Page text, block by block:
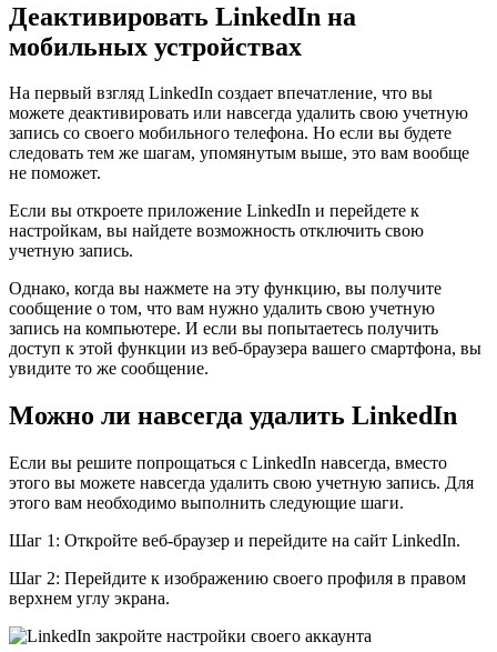
Деактивировать LinkedIn на
мобильных устройствах
На первый взгляд LinkedIn создает впечатление, что вы
можете деактивировать или навсегда удалить свою учетную
запись со своего мобильного телефона. Но если вы будете
следовать тем же шагам, упомянутым выше, это вам вообще
не поможет.
Если вы откроете приложение LinkedIn и перейдете к
настройкам, вы найдете возможность отключить свою
учетную запись.
Однако, когда вы нажмете на эту функцию, вы получите
сообщение о том, что вам нужно удалить свою учетную
запись на компьютере. И если вы попытаетесь получить
доступ к этой функции из веб-браузера вашего смартфона, вы
увидите то же сообщение.
Можно ли навсегда удалить LinkedIn
Если вы решите попрощаться с LinkedIn навсегда, вместо
этого вы можете навсегда удалить свою учетную запись. Для
этого вам необходимо выполнить следующие шаги.
Шаг 1: Откройте веб-браузер и перейдите на сайт LinkedIn.
Шаг 2: Перейдите к изображению своего профиля в правом
верхнем углу экрана.